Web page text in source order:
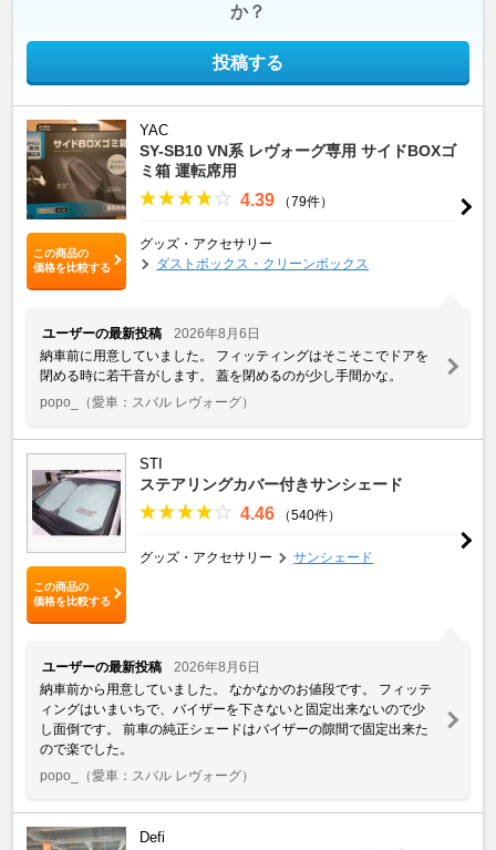
か？
投稿する
この商品の
価格を比較する
YAC
SY-SB10 VN系 レヴォーグ専用 サイドBOXゴ
ミ箱 運転席用
4.39 （79件）
グッズ・アクセサリー
ダストボックス・クリーンボックス
ユーザーの最新投稿
2026年8月6日
納車前に用意していました。 フィッティングはそこそこでドアを
閉める時に若干音がします。 蓋を閉めるのが少し手間かな。
popo_
（愛車：スバル レヴォーグ）
この商品の
価格を比較する
STI
ステアリングカバー付きサンシェード
4.46 （540件）
グッズ・アクセサリー サンシェード
ユーザーの最新投稿
2026年8月6日
納車前から用意していました。 なかなかのお値段です。 フィッテ
ィングはいまいちで、バイザーを下さないと固定出来ないので少
し面倒です。 前車の純正シェードはバイザーの隙間で固定出来た
ので楽でした。
popo_
（愛車：スバル レヴォーグ）
Defi